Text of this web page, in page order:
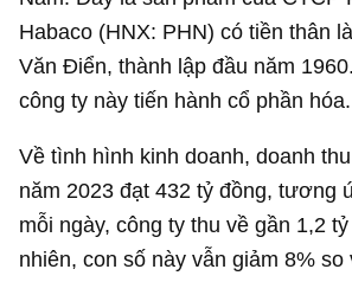
Habaco (HNX: PHN) có tiền thân
Văn Điển, thành lập đầu năm
công ty này tiến hành cổ phần hóa.
Về tình hình kinh doanh, doanh
năm 2023 đạt432 tỷ đồng, tương
mỗi ngày, công ty thu về gần 1,2
nhiên, con số này vẫn giảm 8%